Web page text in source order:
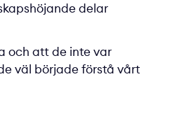
delar
och att de inte var
väl började förstå vårt